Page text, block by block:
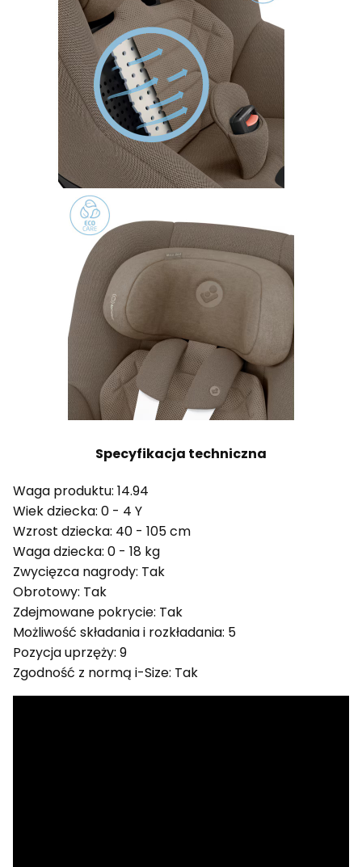
Specyfikacja techniczna
Waga produktu: 14.94
Wiek dziecka: 0 - 4 Y
Wzrost dziecka: 40 - 105 cm
Waga dziecka: 0 - 18 kg
Zwycięzca nagrody: Tak
Obrotowy: Tak
Zdejmowane pokrycie: Tak
Możliwość składania i rozkładania: 5
Pozycja uprzęży: 9
Zgodność z normą i-Size: Tak